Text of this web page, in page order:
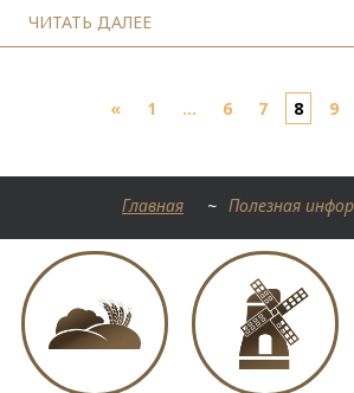
ЧИТАТЬ ДАЛЕЕ
« 1 ... 6 7 8 9
Главная ~ Полезная